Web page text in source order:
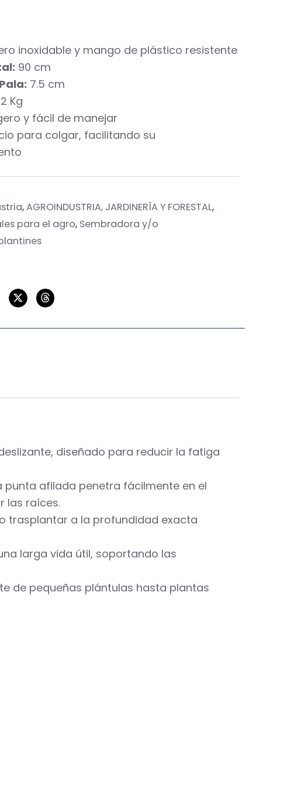
inoxidable y mango de plástico resistente
90 cm
7.5 cm
2 Kg
y fácil de manejar
para colgar, facilitando su
,AGROINDUSTRIA, JARDINERÍA Y FORESTAL,
para el agro, Sembradora y/o
diseñado para reducir la fatiga
afilada penetra fácilmente en el
las raíces.
trasplantar a la profundidad exacta
larga vida útil, soportando las
de pequeñas plántulas hasta plantas